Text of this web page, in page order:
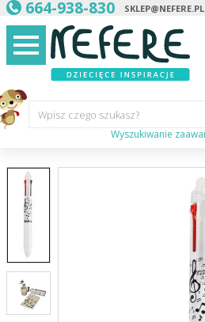
664-938-830 SKLEP@NEFERE.PL
Wpisz czego szukasz?
Płeć dziecka:
Cena od:
Wyszukiwanie